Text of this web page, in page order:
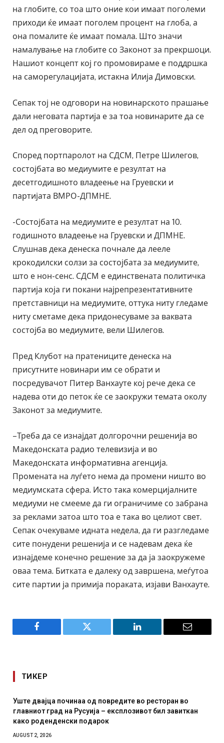
на глобите, со тоа што оние кои имаат поголеми
приходи ќе имаат поголем процент на глоба, а
она помалите ќе имаат помала. Што значи
намалување на глобите со Законот за прекршоци.
Нашиот концепт кој го промовираме е поддршка
на саморегулацијата, истакна Илија Димовски.
Сепак тој не одговори на новинарското прашање
дали неговата партија е за тоа новинарите да се
дел од преговорите.
Според портпаролот на СДСМ, Петре Шилегов,
состојбата во медиумите е резултат на
десетгодишното владеење на Груевски и
партијата ВМРО-ДПМНЕ.
-Состојбата на медиумите е резултат на 10.
годишното владеење на Груевски и ДПМНЕ.
Слушнав дека денеска почнале да лееле
крокодилски солзи за состојбата за медиумите,
што е нон-сенс. СДСМ е единствената политичка
партија која ги покани најрепрезентативните
претставници на медиумите, оттука ниту гледаме
ниту сметаме дека придонесуваме за ваквата
состојба во медиумите, вели Шилегов.
Пред Клубот на пратениците денеска на
присутните новинари им се обрати и
посредувачот Питер Ванхауте кој рече дека се
надева оти до петок ќе се заокружи темата околу
Законот за медиумите.
–Треба да се изнајдат долгорочни решенија во
Македонската радио телевизија и во
Македонската информативна агенција.
Промената на луѓето нема да промени ништо во
медиумската сфера. Исто така комерцијалните
медиуми не смееме да ги ограничиме со забрана
за реклами затоа што тоа е така во целиот свет.
Сепак очекуваме идната недела, да ги разгледаме
сите понудени решенија и се надевам дека ќе
изнајдеме конечно решение за да ја заокружеме
оваа тема. Битката е далеку од завршена, меѓутоа
сите партии ја примија пораката, изјави Ванхауте.
Facebook Twitter LinkedIn Email
ТИКЕР
Уште двајца починаа од повредите во ресторан во
главниот град на Русуија – експлозивот бил завиткан
како роденденски подарок
AUGUST 2, 2026